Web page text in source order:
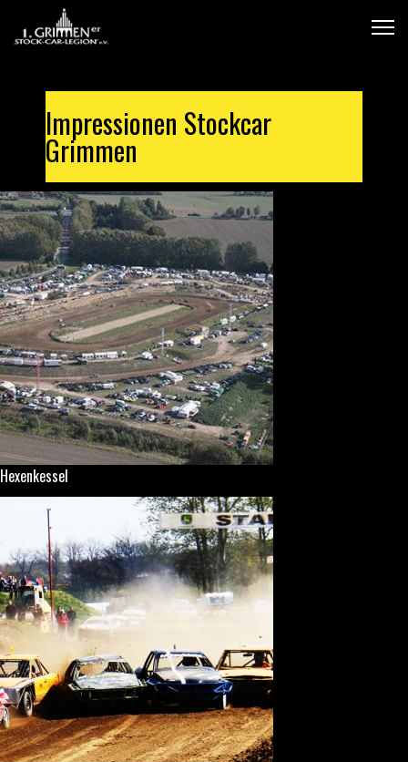
Impressionen Stockcar
Grimmen
Hexenkessel